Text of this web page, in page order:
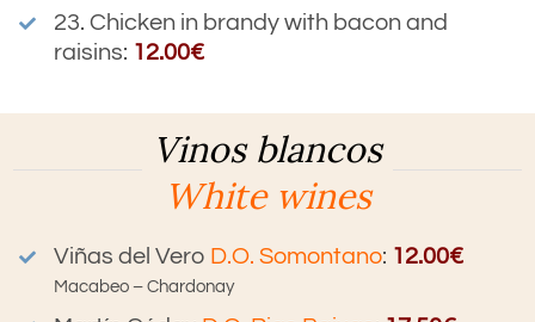
23. Chicken in brandy with bacon and
raisins: 12.00€
Vinos blancos
White wines
Viñas del Vero D.O. Somontano: 12.00€
Macabeo – Chardonay